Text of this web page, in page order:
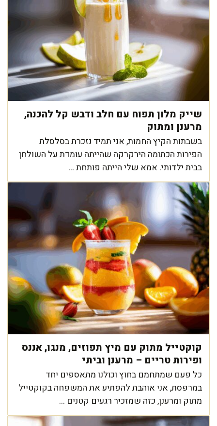
שייק מלון תפוח עם חלב ודבש קל להכנה,
מרענן ומתוק
בשבתות הקיץ החמות, אני תמיד נזכרת בסלסלת
הפירות הכתומה הירקרקה שהייתה עומדת על השולחן
בבית ילדותי. אמא שלי הייתה פותחת ...
קוקטייל מתוק עם מיץ תפוזים, מנגו, אננס
ופירות טריים – מרענן וביתי
כל פעם שמתחמם בחוץ וכולנו מתאספים יחד
במרפסת, אני אוהבת להפתיע את המשפחה בקוקטייל
מתוק ומרענן, כזה שמזכיר רגעים קטנים ...